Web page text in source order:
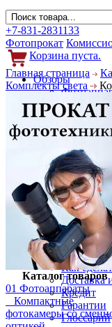
+7-831-2831133
Фотопрокат
Корзина пуста.
Обзоры
Объективы
Фильтры
Новости
Фото и
Гаджеты
Слухи
Новости
Услуги
Прокат
Выкуп и
Покупателям
Акции
Как
Доставка
Кредит
Гарантии
Глоссарий
Главная страница
Комплекты света
Каталог товаров
01 Фотоаппараты
Компактные
фотокамеры со